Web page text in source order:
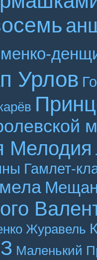
Урлов
Мелодия
Гамлет-
Журавель
Маленький